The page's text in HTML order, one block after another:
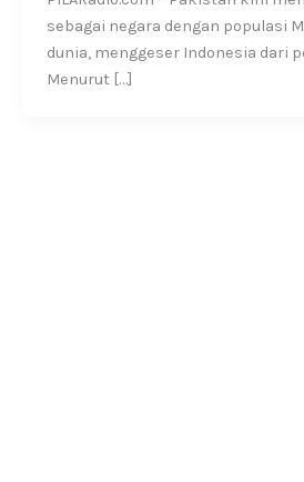
sebagai negara dengan populasi
dunia, menggeser Indonesia dari
Menurut […]